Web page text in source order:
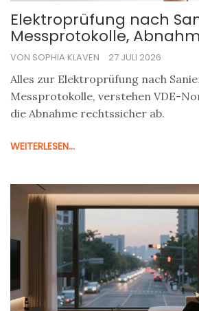
Elektroprüfung nach
Messprotokolle,
Normen
VON SOPHIA KLAVEN 27 JULI 2026
Alles zur Elektroprüfung nach
Messprotokolle, verstehen VDE-
die Abnahme rechtssicher ab.
WEITERLESEN...